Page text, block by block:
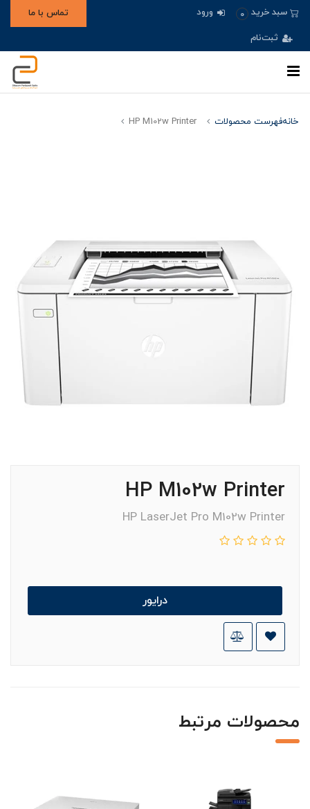
سبد خرید 0 ورود
ثبت‌نام
تماس با ما
خانهفهرست محصولات HP M102w Printer
HP M102w Printer
HP LaserJet Pro M102w Printer
درایور
محصولات مرتبط